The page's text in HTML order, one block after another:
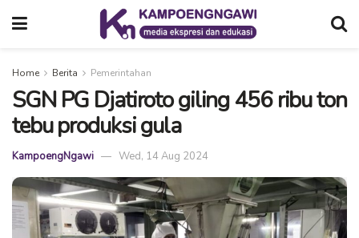
Home Berita Pemerintahan
SGN PG Djatiroto giling 456 ribu ton
tebu produksi gula
KampoengNgawi Wed, 14 Aug 2024